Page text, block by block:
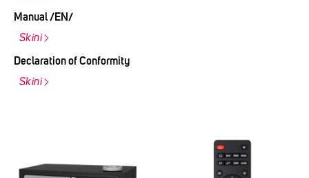
Manual /EN/
Skini
Declaration of Conformity
Skini